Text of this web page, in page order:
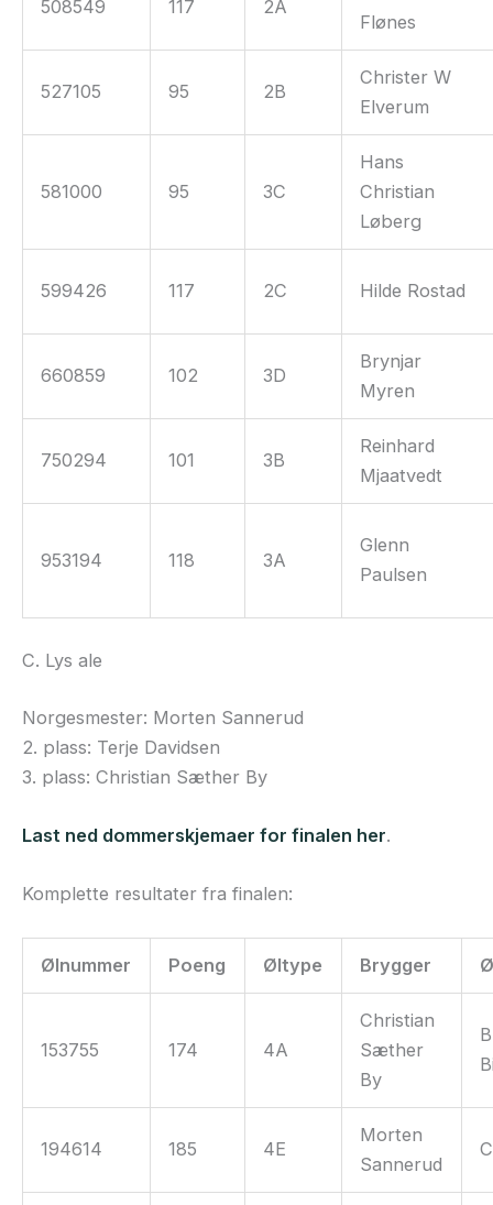
508549 117 2A
Flønes
527105 95 2B
Christer W
Elverum
581000 95 3C
Hans
Christian
Løberg
599426 117 2C Hilde Rostad
660859 102 3D
Brynjar
Myren
750294 101 3B
Reinhard
Mjaatvedt
953194 118 3A
Glenn
Paulsen
C. Lys ale
Norgesmester: Morten Sannerud
2. plass: Terje Davidsen
3. plass: Christian Sæther By
Last ned dommerskjemaer for finalen her.
Komplette resultater fra finalen:
Ølnummer Poeng Øltype Brygger
153755 174 4A
Christian
Sæther
By
194614 185 4E
Morten
Sannerud